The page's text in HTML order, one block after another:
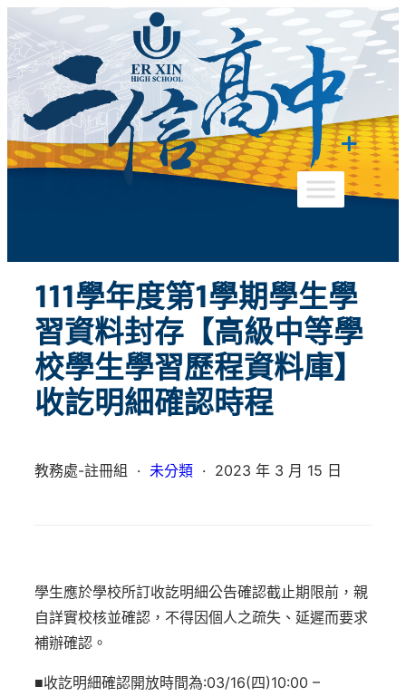
至
主
容
111學年度第1學期學生學
習資料封存【高級中等學
校學生學習歷程資料庫】
收訖明細確認時程
教務處-註冊組 · 未分類 · 2023 年 3 月 15 日
學生應於學校所訂收訖明細公告確認截止期限前，親
自詳實校核並確認，不得因個人之疏失、延遲而要求
補辦確認。
■收訖明細確認開放時間為:03/16(四)10:00 –